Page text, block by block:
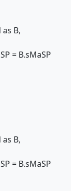
B,
= B.sMaSP
B,
= B.sMaSP